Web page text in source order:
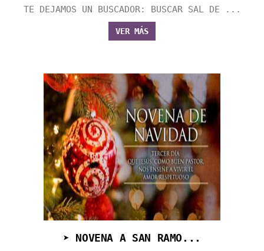
TE DEJAMOS UN BUSCADOR: BUSCAR SAL DE ...
VER MÁS
➤ NOVENA A SAN RAMO...